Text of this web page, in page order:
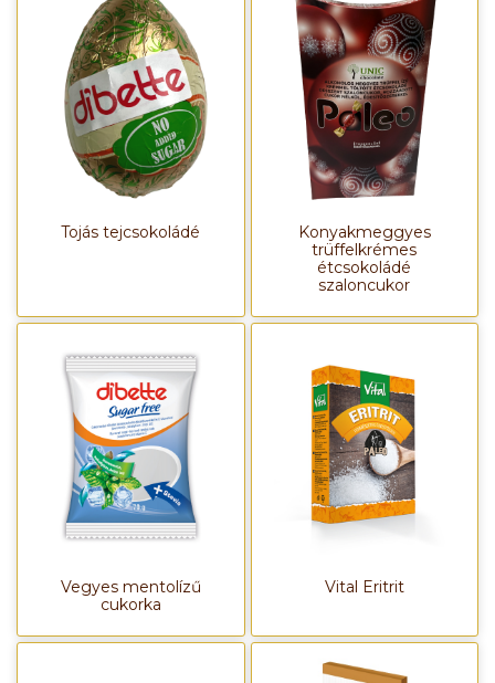
Tojás tejcsokoládé
Konyakmeggyes
trüffelkrémes
étcsokoládé
szaloncukor
Vegyes mentolízű
cukorka
Vital Eritrit